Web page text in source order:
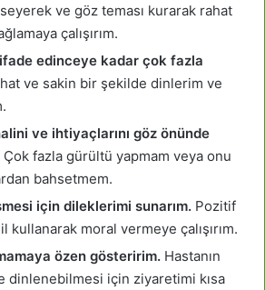
ve göz teması kurarak rahat
çalışırım.
edinceye kadar çok fazla
ve sakin bir şekilde dinlerim ve
ve ihtiyaçlarını göz önünde
Çok fazla gürültü yapmam veya onu
bahsetmem.
için dileklerimi sunarım. Pozitif
kullanarak moral vermeye çalışırım.
özen gösteririm. Hastanın
dinlenebilmesi için ziyaretimi kısa